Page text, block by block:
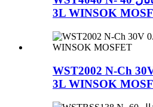
3L WINSOK
WST2002 N-Ch
3L WINSOK